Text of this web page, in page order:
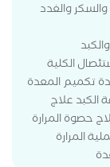
والغدد
الكلية
تكميم المعدة
الكبد علاج
حصوة المرارة
المرارة